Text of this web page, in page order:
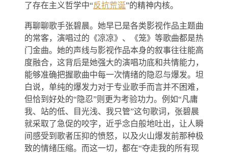
了存在主义哲学中“反抗荒诞”的精神内核。
再聊聊歌手张碧晨。她早已是各类影视作品主题曲
的常客，演唱过的《凉凉》、《笼》等歌曲都是热
门金曲。她的声线与影视作品本身的叙事往往能高
度融合，这背后是她强大的演唱功底和共情能力，
能够准确把握歌曲中每一次情绪的隐忍与爆发。坦
白说，单纯的爆发力对于专业歌手而言并不困难，
但恰到好处的“隐忍”则更为考验功力。例如“凡庸
我、站的低、目光浅、我只管”这句歌词，张碧晨
就采取了急促的咬字，近乎念白般地吐出，让人瞬
间感受到歌者压抑的愤怒，以及火山爆发前那种极
致的情绪压缩。而这一切，都在“夺走我的所有现